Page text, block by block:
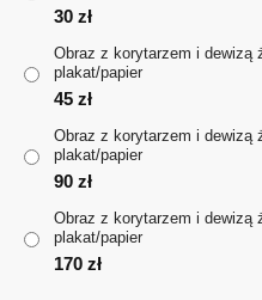
170
30 zł
Obraz z korytarzem i dewizą
plakat/papier
45 zł
Obraz z korytarzem i dewizą
plakat/papier
90 zł
Obraz z korytarzem i dewizą
plakat/papier
170 zł